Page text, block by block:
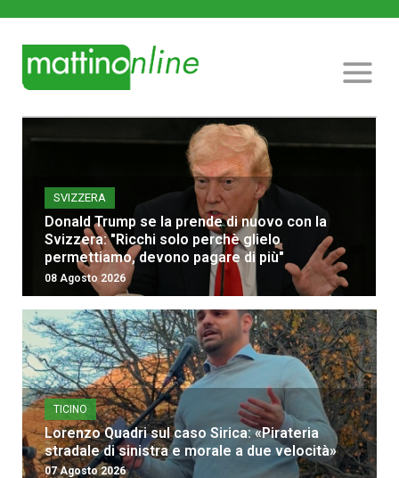
SVIZZERA
Donald Trump se la prende di nuovo con la
Svizzera: "Ricchi solo perchè glielo
permettiamo, devono pagare di più"
08 Agosto 2026
TICINO
Lorenzo Quadri sul caso Sirica: «Pirateria
stradale di sinistra e morale a due velocità»
07 Agosto 2026